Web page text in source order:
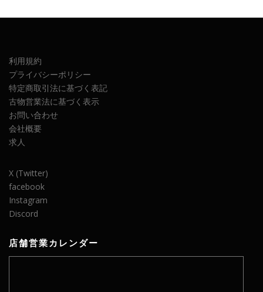
利用規約
プライバシーポリシー
特定商取引法に基づく表記
古物営業法に基づく表示
お問い合わせ
会社概要
求人
X (Twitter)
facebook
Instagram
Discord
店舗営業カレンダー